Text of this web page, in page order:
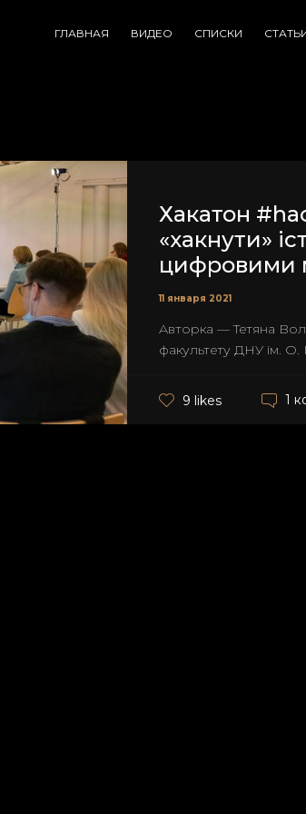
ГЛАВНАЯ ВИДЕО СПИСКИ
Хакатон
«хакнути»
цифровими
11 января 2021
Авторка — Тетяна
факультету ДНУ ім. О.
9 likes 1